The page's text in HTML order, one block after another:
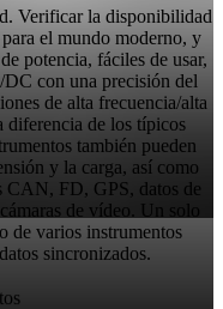
Verificar la disponibilidad
el mundo moderno, y
potencia, fáciles de usar,
con una precisión del
de alta frecuencia/alta
diferencia de los típicos
también pueden
y la carga, así como
CAN, FD, GPS, datos de
de vídeo. Un solo
de varios instrumentos
sincronizados.